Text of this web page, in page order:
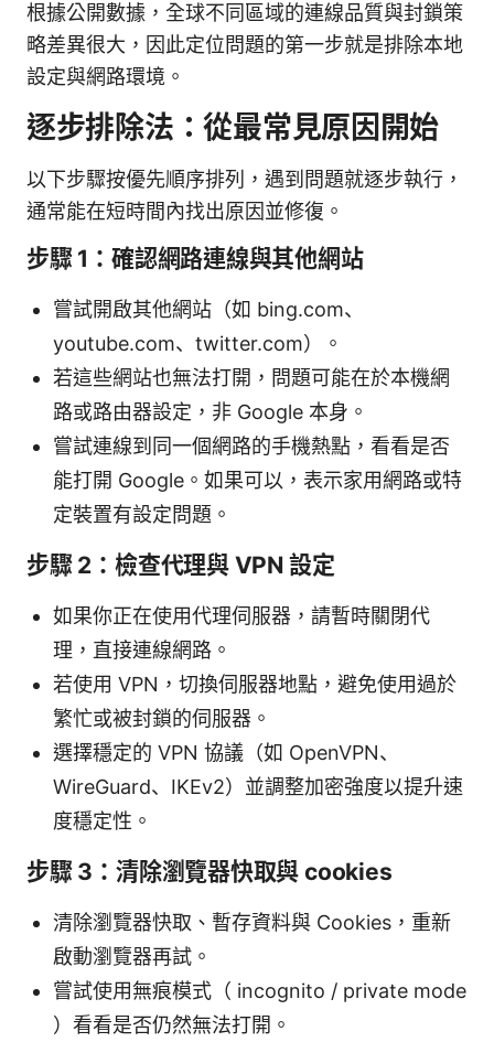
根據公開數據，全球不同區域的連線品質與封鎖策
略差異很大，因此定位問題的第一步就是排除本地
設定與網路環境。
逐步排除法：從最常見原因開始
以下步驟按優先順序排列，遇到問題就逐步執行，
通常能在短時間內找出原因並修復。
步驟 1：確認網路連線與其他網站
嘗試開啟其他網站（如 bing.com、
youtube.com、twitter.com）。
若這些網站也無法打開，問題可能在於本機網
路或路由器設定，非 Google 本身。
嘗試連線到同一個網路的手機熱點，看看是否
能打開 Google。如果可以，表示家用網路或特
定裝置有設定問題。
步驟 2：檢查代理與 VPN 設定
如果你正在使用代理伺服器，請暫時關閉代
理，直接連線網路。
若使用 VPN，切換伺服器地點，避免使用過於
繁忙或被封鎖的伺服器。
選擇穩定的 VPN 協議（如 OpenVPN、
WireGuard、IKEv2）並調整加密強度以提升速
度穩定性。
步驟 3：清除瀏覽器快取與 cookies
清除瀏覽器快取、暫存資料與 Cookies，重新
啟動瀏覽器再試。
嘗試使用無痕模式（ incognito / private mode
）看看是否仍然無法打開。